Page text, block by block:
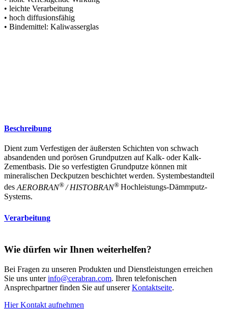
• leichte Verarbeitung
• hoch diffusionsfähig
• Bindemittel: Kaliwasserglas
Beschreibung
Dient zum Verfestigen der äußersten Schichten von schwach
absandenden und porösen Grundputzen auf Kalk- oder Kalk-
Zementbasis. Die so verfestigten Grundputze können mit
mineralischen Deckputzen beschichtet werden. Systembestandteil
des AEROBRAN® / HISTOBRAN® Hochleistungs-Dämmputz-
Systems.
Verarbeitung
Wie dürfen wir Ihnen weiterhelfen?
Bei Fragen zu unseren Produkten und Dienstleistungen erreichen
Sie uns unterinfo@cerabran.com. Ihren telefonischen
Ansprechpartner finden Sie auf unsererKontaktseite.
Hier Kontakt aufnehmen